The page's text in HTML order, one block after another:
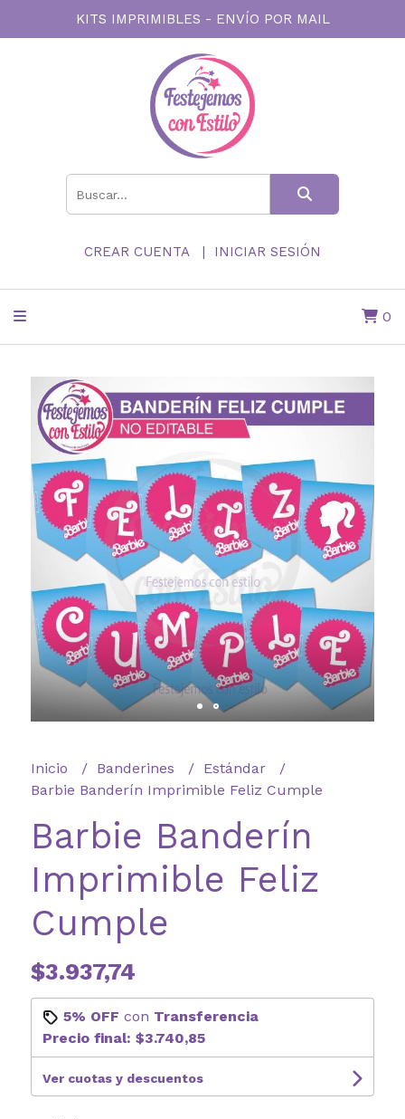
KITS IMPRIMIBLES - ENVÍO POR MAIL
CREAR CUENTA INICIAR SESIÓN
0
Inicio Banderines
Estándar
Barbie Banderín Imprimible Feliz Cumple
Barbie Banderín
Imprimible Feliz
Cumple
$3.937,74
5% OFF con Transferencia
Precio final: $3.740,85
Ver cuotas y descuentos